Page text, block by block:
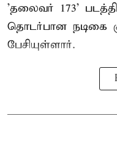
'தலைவர் 173'
தொடர்பான நடிகை
பேசியுள்ளார்.